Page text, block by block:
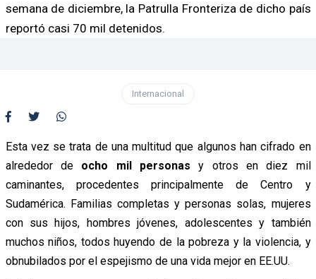
semana de diciembre, la Patrulla Fronteriza de dicho país
reportó casi 70 mil detenidos.
Internacional
Esta vez se trata de una multitud que algunos han cifrado en
alrededor de ocho mil personas y otros en diez mil
caminantes, procedentes principalmente de Centro y
Sudamérica. Familias completas y personas solas, mujeres
con sus hijos, hombres jóvenes, adolescentes y también
muchos niños, todos huyendo de la pobreza y la violencia, y
obnubilados por el espejismo de una vida mejor en EE.UU.